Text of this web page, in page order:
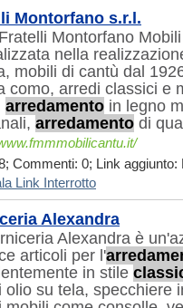
Montorfano s.r.l.
Montorfano
nella
mobili di cantù dal
como, arredi classici e
arredamento in legno
arredamento di
Commenti: 0; Link aggiunto:
Link Interrotto
Alexandra
Alexandra è
articoli per l'
in stile
olio su tela, specchiere